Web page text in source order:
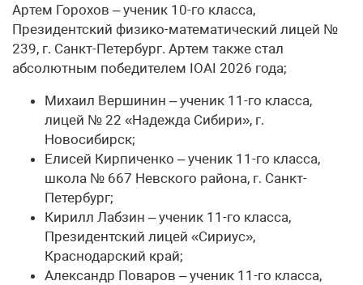
Артем Горохов – ученик 10-го класса,
Президентский физико-математический лицей №
239, г. Санкт-Петербург. Артем также стал
абсолютным победителем IOAI 2026 года;
Михаил Вершинин – ученик 11-го класса,
лицей № 22 «Надежда Сибири», г.
Новосибирск;
Елисей Кирпиченко – ученик 11-го класса,
школа № 667 Невского района, г. Санкт-
Петербург;
Кирилл Лабзин – ученик 11-го класса,
Президентский лицей «Сириус»,
Краснодарский край;
Александр Поваров – ученик 11-го класса,